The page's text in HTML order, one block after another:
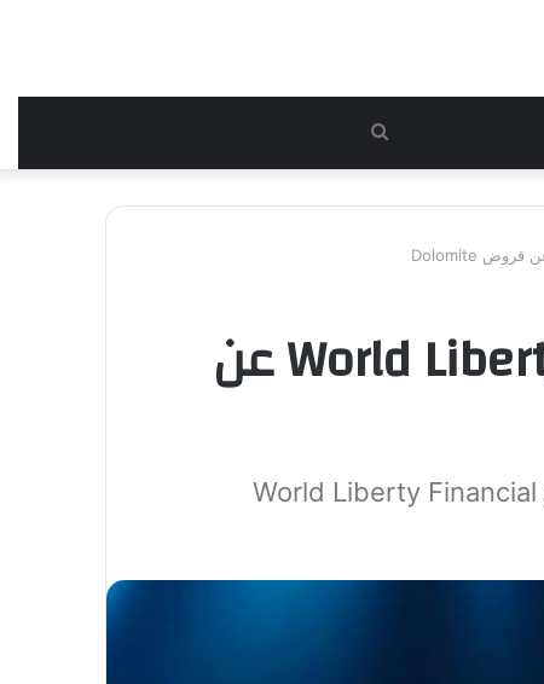
بحث
عن
تراجع WLFI إلى أدنى مستوى وسط دفاع World Liberty عن